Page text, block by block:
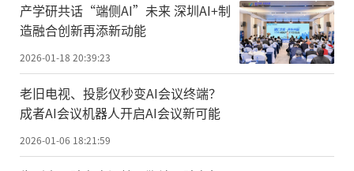
产学研共话“端侧AI”未来 深圳AI+制
造融合创新再添新动能
2026-01-18 20:39:23
老旧电视、投影仪秒变AI会议终端？
成者AI会议机器人开启AI会议新可能
2026-01-06 18:21:59